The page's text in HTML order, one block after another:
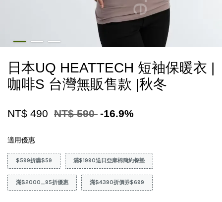
日本UQ HEATTECH 短袖保暖衣 |
咖啡S 台灣無販售款 |秋冬
NT$ 490 NT$ 590 -16.9%
適用優惠
$599折購$59 滿$1990送日亞麻棉簡約餐墊
滿$2000_95折優惠 滿$4390折價券$699